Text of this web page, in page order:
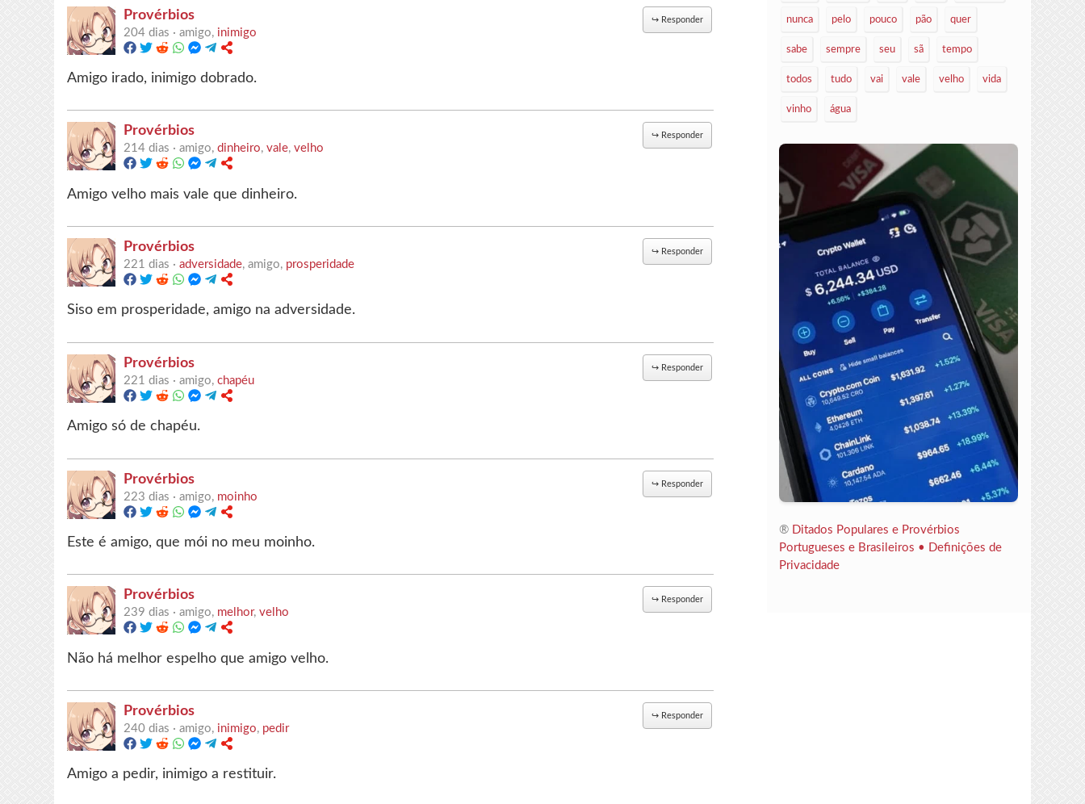
Provérbios ↪ Responder
204 dias ·amigo, inimigo
Amigo irado, inimigo dobrado.
Provérbios ↪ Responder
214 dias ·amigo,dinheiro,vale,velho
Amigo velho mais vale que dinheiro.
Provérbios ↪ Responder
221 dias ·adversidade, amigo, prosperidade
Siso em prosperidade, amigo na adversidade.
Provérbios ↪ Responder
221 dias ·amigo,chapéu
Amigo só de chapéu.
Provérbios ↪ Responder
223 dias ·amigo, moinho
Este é amigo, que mói no meu moinho.
Provérbios ↪ Responder
239 dias ·amigo, melhor,velho
Não há melhor espelho que amigo velho.
Provérbios ↪ Responder
240 dias ·amigo, inimigo, pedir
Amigo a pedir, inimigo a restituir.
nunca pelo pouco pão quer
sabe sempre seu sã tempo
todos tudo vai vale velho vida
vinho água
® Ditados Populares e Provérbios
Portugueses e Brasileiros • Definições de
Privacidade